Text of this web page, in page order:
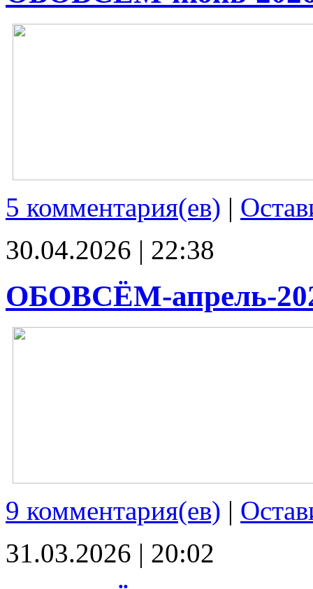
5 комментария(ев) |
30.04.2026 | 22:38
ОБОВСЁМ-апрель-
9 комментария(ев) |
31.03.2026 | 20:02